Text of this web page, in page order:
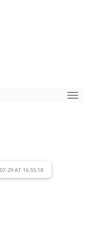
29 AT 16.55.18